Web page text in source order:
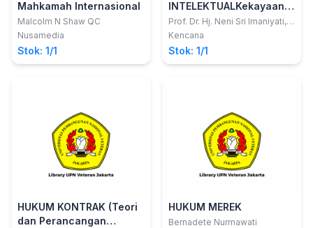
Mahkamah Internasional
Malcolm N Shaw QC
Nusamedia
Stok: 1/1
INTELEKTUALKekayaan
Intelektual, Hak
Kekayaan Intelektual,
Hak Cipta, Paten, dan
Merek
Prof. Dr. Hj. Neni Sri Imaniyati,
S.H., M.H.; dkk
Kencana
Stok: 1/1
HUKUM KONTRAK (Teori
dan Perancangan
HUKUM MEREK
Bernadete Nurmawati